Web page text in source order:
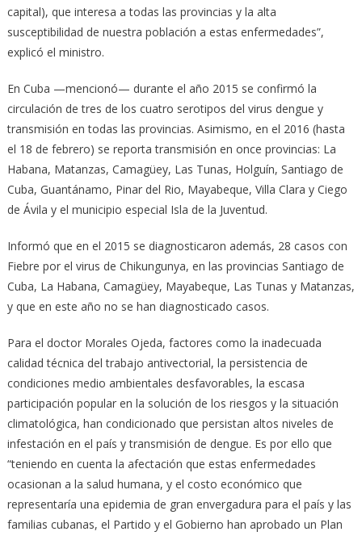
capital), que interesa a todas las provincias y la alta
susceptibilidad de nuestra población a estas enfermedades”,
explicó el ministro.
En Cuba —mencionó— durante el año 2015 se confirmó la
circulación de tres de los cuatro serotipos del virus dengue y
transmisión en todas las provincias. Asimismo, en el 2016 (hasta
el 18 de febrero) se reporta transmisión en once provincias: La
Habana, Matanzas, Camagüey, Las Tunas, Holguín, Santiago de
Cuba, Guantánamo, Pinar del Rio, Mayabeque, Villa Clara y Ciego
de Ávila y el municipio especial Isla de la Juventud.
Informó que en el 2015 se diagnosticaron además, 28 casos con
Fiebre por el virus de Chikungunya, en las provincias Santiago de
Cuba, La Habana, Camagüey, Mayabeque, Las Tunas y Matanzas,
y que en este año no se han diagnosticado casos.
Para el doctor Morales Ojeda, factores como la inadecuada
calidad técnica del trabajo antivectorial, la persistencia de
condiciones medio ambientales desfavorables, la escasa
participación popular en la solución de los riesgos y la situación
climatológica, han condicionado que persistan altos niveles de
infestación en el país y transmisión de dengue. Es por ello que
“teniendo en cuenta la afectación que estas enfermedades
ocasionan a la salud humana, y el costo económico que
representaría una epidemia de gran envergadura para el país y las
familias cubanas, el Partido y el Gobierno han aprobado un Plan